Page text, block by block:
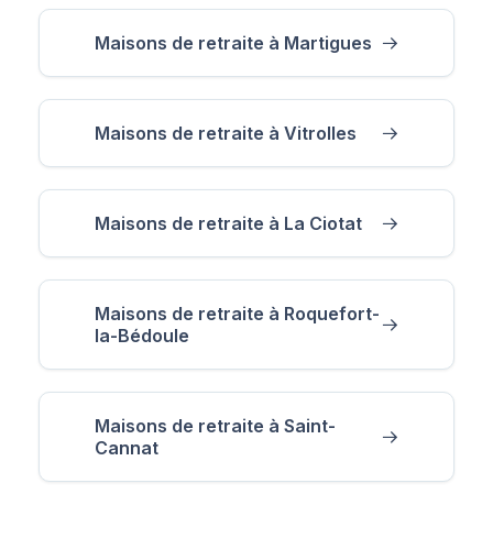
Maisons de retraite à Martigues
Maisons de retraite à Vitrolles
Maisons de retraite à La Ciotat
Maisons de retraite à Roquefort-
la-Bédoule
Maisons de retraite à Saint-
Cannat